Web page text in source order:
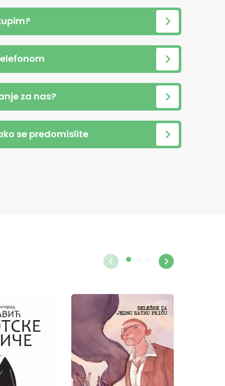
za nas?
se predomislite